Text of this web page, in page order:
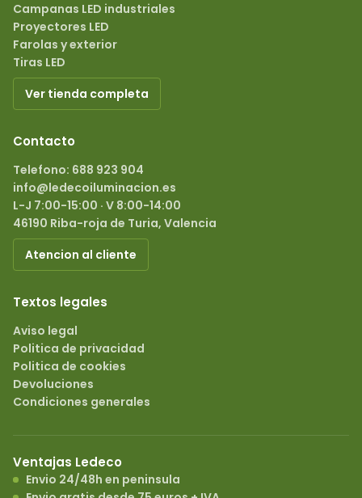
Campanas LED industriales
Proyectores LED
Farolas y exterior
Tiras LED
Ver tienda completa
Contacto
Telefono: 688 923 904
info@ledecoiluminacion.es
46190 Riba-roja de Turia, Valencia
Atencion al cliente
Textos legales
Aviso legal
Politica de privacidad
Politica de cookies
Devoluciones
Condiciones generales
Ventajas Ledeco
Envio 24/48h en peninsula